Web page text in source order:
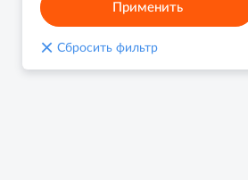
Применить
× Сбросить фильтр